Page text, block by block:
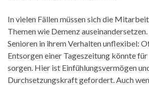
In vielen Fällen müssen sich die
Themen wie Demenz
Senioren in ihrem Verhalten unflexibel:
Entsorgen einer Tageszeitung könnte
sorgen. Hier ist Einfühlungsvermögen
Durchsetzungskraft gefordert. Auch